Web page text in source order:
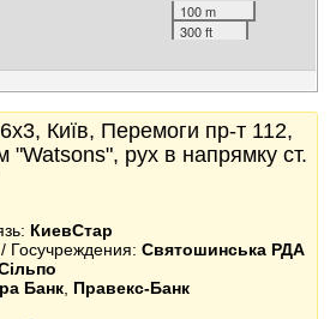
100 m
300 ft
Київ, Перемоги пр-т 112,
"Watsons", рух в напрямку ст.
КиевСтар
Госучреждения: Святошинська РДА
Банк Правекс-Банк